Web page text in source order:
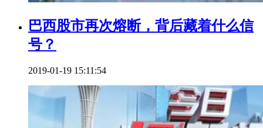
巴西股市再次熔断，背后藏着什么信
号？
2019-01-19 15:11:54